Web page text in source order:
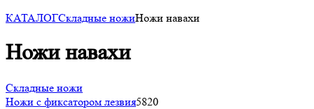
КАТАЛОГСкладные ножиНожи навахи
Ножи навахи
Складные ножи
Ножи с фиксатором лезвия5820